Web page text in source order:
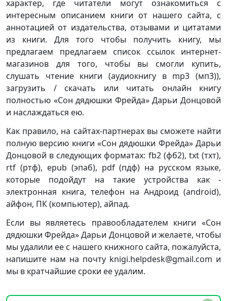
характер, где читатели могут ознакомиться с
интересным описанием книги от нашего сайта, с
аннотацией от издательства, отзывами и цитатами
из книги. Для того чтобы получить книгу, мы
предлагаем предлагаем список ссылок интернет-
магазинов для того, чтобы вы смогли купить,
слушать чтение книги (аудиокнигу в mp3 (мп3)),
загрузить / скачать или читать онлайн книгу
полностью «Сон дядюшки Фрейда» Дарьи Донцовой
и наслаждаться ею.
Как правило, на сайтах-партнерах вы сможете найти
полную версию книги «Сон дядюшки Фрейда» Дарьи
Донцовой в следующих форматах: fb2 (фб2), txt (тхт),
rtf (ртф), epub (эпаб), pdf (пдф) на русском языке,
которые подойдут на такие устройства как -
электронная книга, телефон на Андроид (android),
айфон, ПК (компьютер), айпад.
Если вы являетесь правообладателем книги «Сон
дядюшки Фрейда» Дарьи Донцовой и желаете, чтобы
мы удалили ее с нашего книжного сайта, пожалуйста,
напишите нам на почту knigi.helpdesk@gmail.com и
мы в кратчайшие сроки ее удалим.